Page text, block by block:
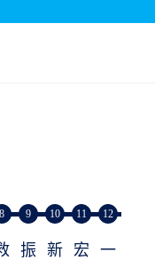
8 9
振
10
新
11
宏
12
一